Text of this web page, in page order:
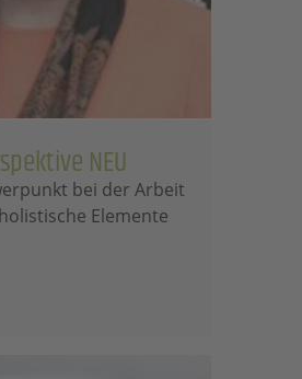
NEU
bei der Arbeit
Elemente